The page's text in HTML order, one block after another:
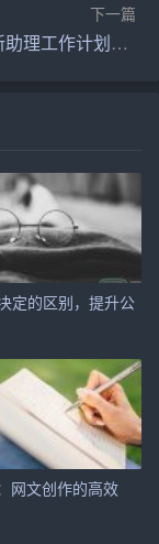
技术水平。
化发展
物治疗提供依
提高药物治疗效
的优化。
能力。
研究。
支持。
下一篇
2024最新助理工作计划范文参考
定的区别，提升公
网文创作的高效